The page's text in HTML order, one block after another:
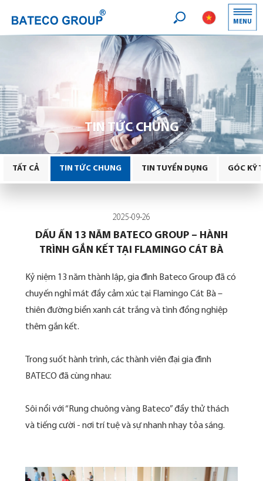
Search
MENU
TIN TỨC CHUNG
TẤT CẢ TIN TỨC CHUNG TIN TUYỂN DỤNG GÓC KỸ
2025-09-26
DẤU ẤN 13 NĂM BATECO GROUP – HÀNH
TRÌNH GẮN KẾT TẠI FLAMINGO CÁT BÀ
Kỷ niệm 13 năm thành lập, gia đình Bateco Group đã có
chuyến nghỉ mát đầy cảm xúc tại Flamingo Cát Bà –
thiên đường biển xanh cát trắng và tình đồng nghiệp
thêm gắn kết.
Trong suốt hành trình, các thành viên đại gia đình
BATECO đã cùng nhau:
Sôi nổi với “Rung chuông vàng Bateco” đầy thử thách
và tiếng cười - nơi trí tuệ và sự nhanh nhạy tỏa sáng.